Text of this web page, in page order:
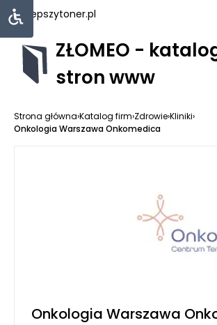
najlepszytoner.pl
ZŁOMEO -
stron www
Strona główna›Katalog firm›Zdrowie›Kliniki›
Onkologia Warszawa Onkomedica
Onkologia Warszawa